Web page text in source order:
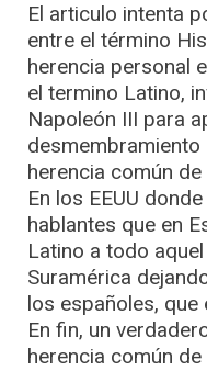
El articulo intenta
entre el término
herencia personal
el termino Latino,
Napoleón III para
herencia común
En los EEUU
hablantes que en
Latino a todo
Suramérica
los españoles, que
En fin, un
herencia común